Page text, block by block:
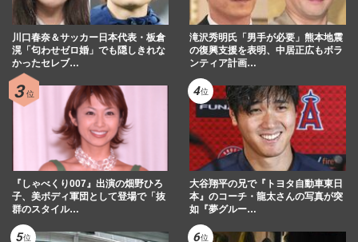
川口春奈＆サッカー日本代表・板倉
滉「匂わせゼロ婚」でも隠しきれな
かったセレブ…
滝沢秀明氏「男手が必要」熊本地震
の復興支援を表明、中居正広もボラ
ンティア計画…
『しゃべくり007』出演の畑野ひろ
子、美ボディ軍団として登場で「抜
群のスタイル…
大谷翔平の兄で『トヨタ自動車東日
本』のコーチ・龍太さんの写真が突
如『夢グルー…